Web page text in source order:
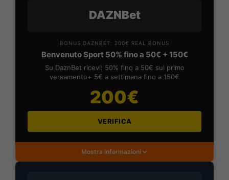
DAZNBet
BONUS DAZNBET: 200€ REAL BONUS
Benvenuto Sport 50% fino a 50€ + 150€
Su DaznBet ricevi: 50% fino a 50€ sul primo
versamento+ 5€ a settimana fino a 150€
200€
VERIFICA
Mostra Informazioni